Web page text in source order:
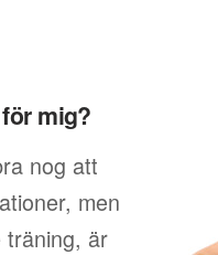
mig?
nog att
men
träning, är